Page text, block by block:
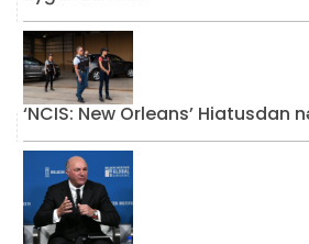
‘NCIS: New Orleans’ Hiatusdan